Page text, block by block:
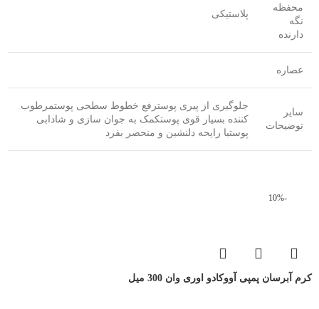
محفظه
نگه
دارنده
پلاستیکی
عصاره
سایر
توضیحات
جلوگیری از پیری پوسترفع خطوط سطحی پوستمرطوب
کننده بسیار قوی پوستکمک به جوان سازی و شادابی
پوستبا رایحه دلنشین و منحصر بفرد
-10%
کرم آبرسان پمپی آووکادو اوری وان 300 میل